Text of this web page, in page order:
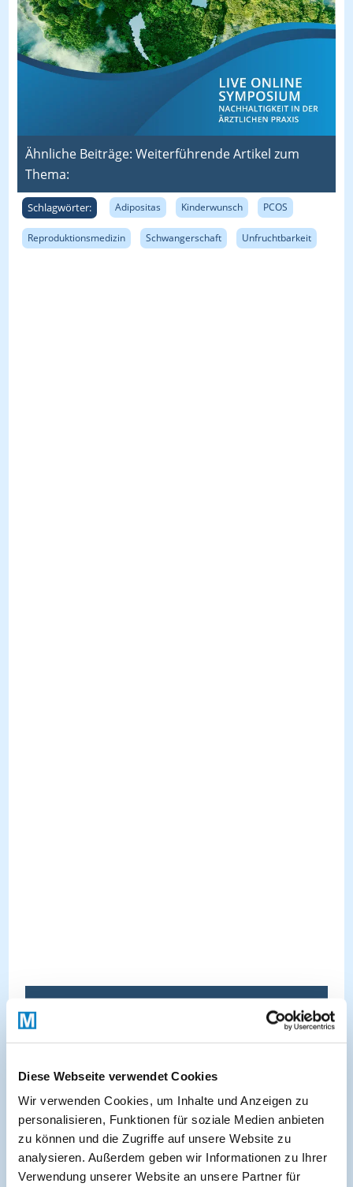
Diese Webseite verwendet Cookies
Wir verwenden Cookies, um Inhalte und Anzeigen zu
personalisieren, Funktionen für soziale Medien anbieten
zu können und die Zugriffe auf unsere Website zu
analysieren. Außerdem geben wir Informationen zu Ihrer
Verwendung unserer Website an unsere Partner für
Ähnliche Beiträge: Weiterführende Artikel zum
Thema:
Schlagwörter: Adipositas Kinderwunsch PCOS
Reproduktionsmedizin Schwangerschaft Unfruchtbarkeit
Fachbereiche
Ernährungsmedizin Gynäkologie & Geburtshilfe
Interdisziplinär Neurologie & Psychiatrie